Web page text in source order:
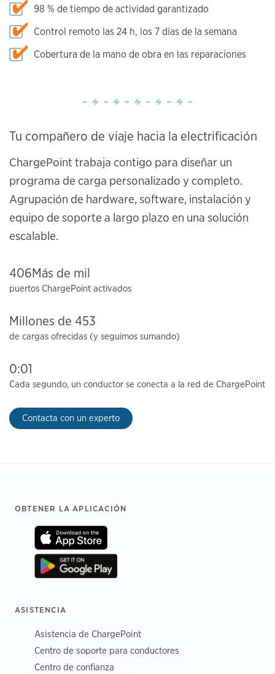
98 % de tiempo de actividad garantizado
Control remoto las 24 h, los 7 días de la semana
Cobertura de la mano de obra en las reparaciones
Tu compañero de viaje hacia la electrificación
ChargePoint trabaja contigo para diseñar un
programa de carga personalizado y completo.
Agrupación de hardware, software, instalación y
equipo de soporte a largo plazo en una solución
escalable.
406Más de mil
puertos ChargePoint activados
Millones de 453
de cargas ofrecidas (y seguimos sumando)
0:01
Cada segundo, un conductor se conecta a la red de ChargePoint
Contacta con un experto
Footer
OBTENER LA APLICACIÓN
ASISTENCIA
Asistencia de ChargePoint
Centro de soporte para conductores
Centro de confianza